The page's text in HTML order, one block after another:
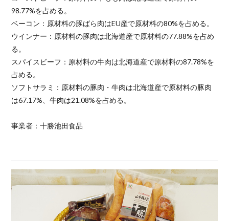
98.77%を占める。
ベーコン：原材料の豚ばら肉はEU産で原材料の80%を占める。
ウインナー：原材料の豚肉は北海道産で原材料の77.88%を占め
る。
スパイスビーフ：原材料の牛肉は北海道産で原材料の87.78%を
占める。
ソフトサラミ：原材料の豚肉・牛肉は北海道産で原材料の豚肉
は67.17%、牛肉は21.08%を占める。
事業者：十勝池田食品